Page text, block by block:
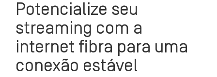
Potencialize seu
streaming com a
internet fibra para uma
conexão estável